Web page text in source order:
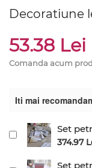
Decoratiune
53.38 Lei
Comanda acum
Iti mai
Set
374.97
Set